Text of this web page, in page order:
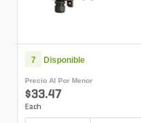
7 Disponible
Precio Al Por Menor
$33.47
Each